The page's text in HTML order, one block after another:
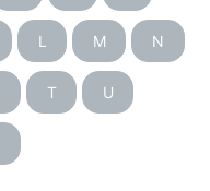
L M N
T U